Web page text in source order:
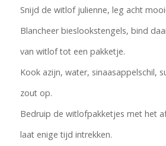
Snijd de witlof julienne, leg acht
Blancheer bieslookstengels, bind
van witlof tot een pakketje.
Kook azijn, water, sinaasappelschil,
zout op.
Bedruip de witlofpakketjes met het
laat enige tijd intrekken.